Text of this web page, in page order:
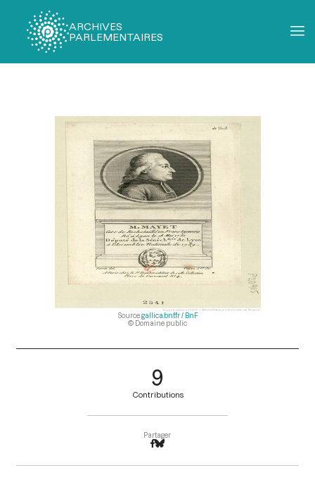
ARCHIVES
PARLEMENTAIRES
Source gallica.bnf.fr / BnF
© Domaine public
9
Contributions
Partager